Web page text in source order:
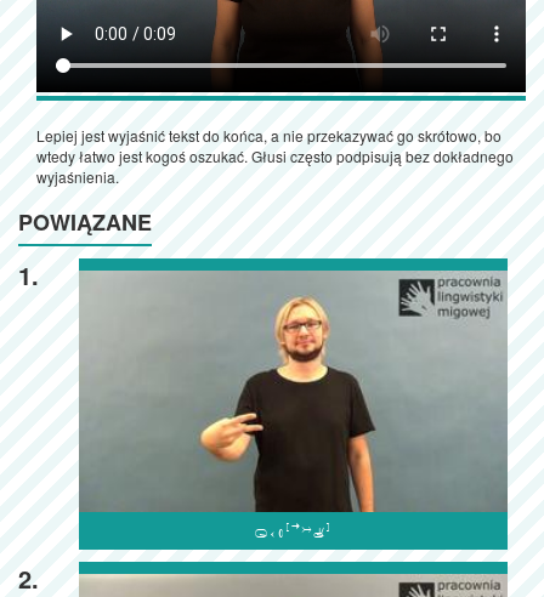
Lepiej jest wyjaśnić tekst do końca, a nie przekazywać go skrótowo, bo
wtedy łatwo jest kogoś oszukać. Głusi często podpisują bez dokładnego
wyjaśnienia.
POWIĄZANE
1.

2.